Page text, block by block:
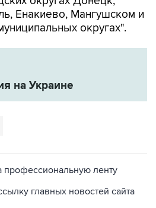
Енакиево, Мангушском и
округах".
на Украине
профессиональную ленту
главных новостей сайта